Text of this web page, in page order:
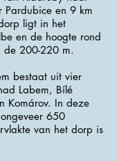
en 9 km
ligt in het
en de hoogte rond
de 200-220 m.
bestaat uit vier
Labem, Bílé
Komárov. In deze
650
van het dorp is